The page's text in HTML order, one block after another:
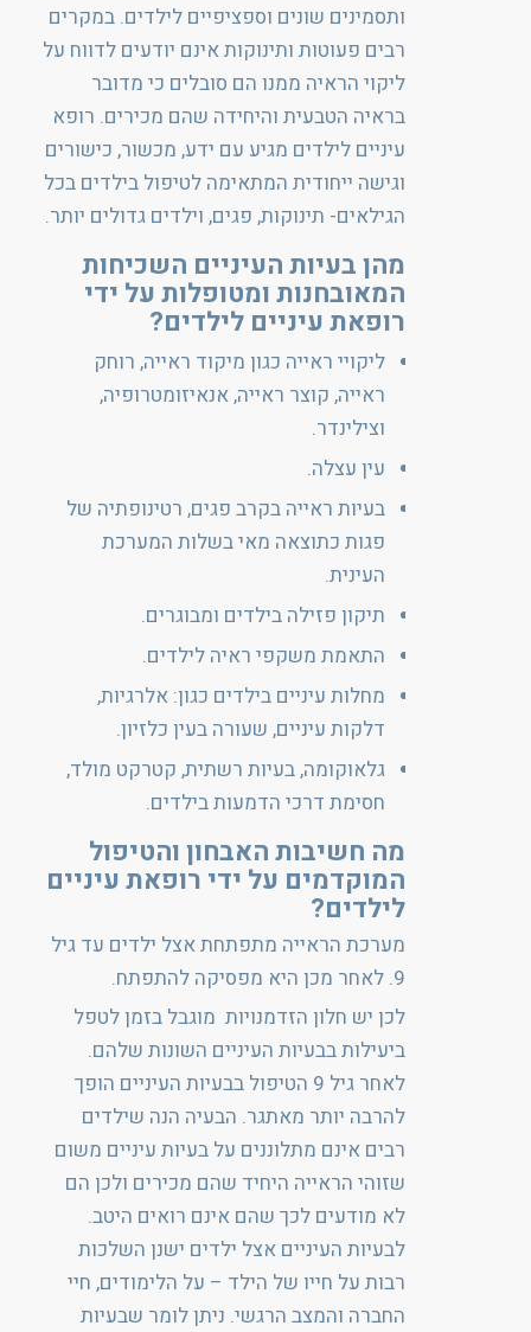
ותסמינים שונים וספציפיים לילדים. במקרים
רבים פעוטות ותינוקות אינם יודעים לדווח על
ליקוי הראיה ממנו הם סובלים כי מדובר
בראיה הטבעית והיחידה שהם מכירים. רופא
עיניים לילדים מגיע עם ידע, מכשור, כישורים
וגישה ייחודית המתאימה לטיפול בילדים בכל
הגילאים- תינוקות, פגים, וילדים גדולים יותר.
מהן בעיות העיניים השכיחות
המאובחנות ומטופלות על ידי
רופאת עיניים לילדים?
ליקויי ראייה כגון מיקוד ראייה, רוחק
ראייה, קוצר ראייה, אנאיזומטרופיה,
וצילינדר.
עין עצלה.
בעיות ראייה בקרב פגים, רטינופתיה של
פגות כתוצאה מאי בשלות המערכת
העינית.
תיקון פזילה בילדים ומבוגרים.
התאמת משקפי ראיה לילדים.
מחלות עיניים בילדים כגון: אלרגיות,
דלקות עיניים, שעורה בעין כלזיון.
גלאוקומה, בעיות רשתית, קטרקט מולד,
חסימת דרכי הדמעות בילדים.
מה חשיבות האבחון והטיפול
המוקדמים על ידי רופאת עיניים
לילדים?
מערכת הראייה מתפתחת אצל ילדים עד גיל
9. לאחר מכן היא מפסיקה להתפתח.
לכן יש חלון הזדמנויות מוגבל בזמן לטפל
ביעילות בבעיות העיניים השונות שלהם.
לאחר גיל 9 הטיפול בבעיות העיניים הופך
להרבה יותר מאתגר. הבעיה הנה שילדים
רבים אינם מתלוננים על בעיות עיניים משום
שזוהי הראייה היחיד שהם מכירים ולכן הם
לא מודעים לכך שהם אינם רואים היטב.
לבעיות העיניים אצל ילדים ישנן השלכות
רבות על חייו של הילד – על הלימודים, חיי
החברה והמצב הרגשי. ניתן לומר שבעיות